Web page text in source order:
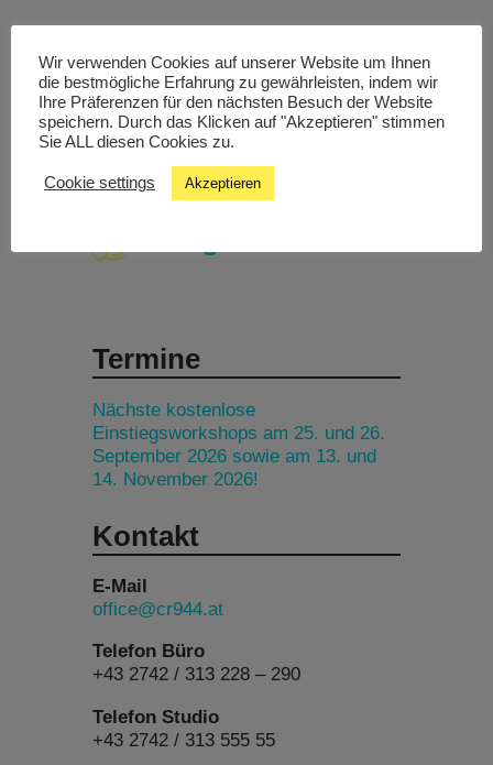
Livestream
Studiochat
Termine
Nächste kostenlose
Einstiegsworkshops am 25. und 26.
September 2026 sowie am 13. und
14. November 2026!
Kontakt
E-Mail
office@cr944.at
Telefon Büro
+43 2742 / 313 228 – 290
Telefon Studio
+43 2742 / 313 555 55
Wir verwenden Cookies auf unserer Website um Ihnen
die bestmögliche Erfahrung zu gewährleisten, indem wir
Ihre Präferenzen für den nächsten Besuch der Website
speichern. Durch das Klicken auf "Akzeptieren" stimmen
Sie ALL diesen Cookies zu.
Cookie settings Akzeptieren